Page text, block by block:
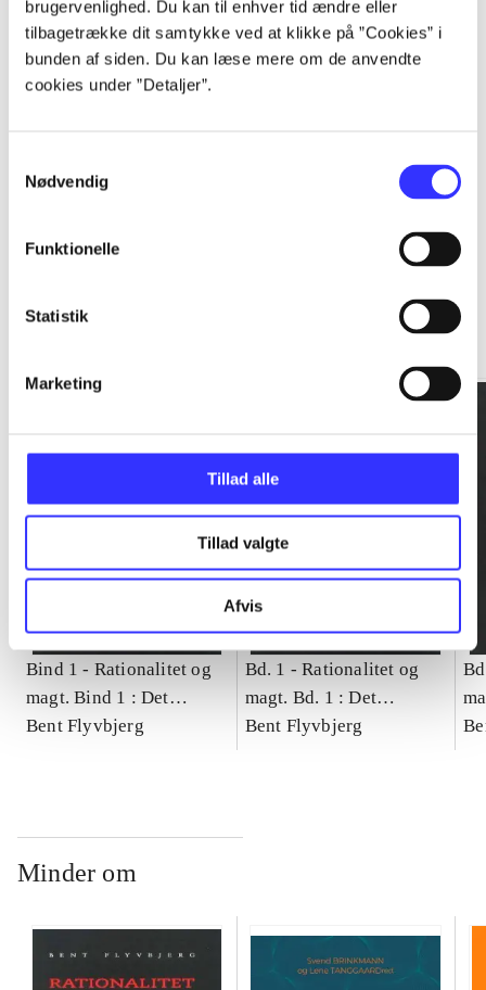
brugervenlighed. Du kan til enhver tid ændre eller
tilbagetrække dit samtykke ved at klikke på ”Cookies” i
bunden af siden. Du kan læse mere om de anvendte
cookies under ”Detaljer”.
Nødvendig
Funktionelle
Statistik
Marketing
Tillad alle
Tillad valgte
Afvis
...
Bind 1 - Rationalitet og
magt. Bind 1 : Det
konkretes videnskab
Bent Flyvbjerg
Bd. 1 -Rationalitet og
magt. Bd. 1 : Det
konkretes videnskab
Bent Flyvbjerg
Minder om